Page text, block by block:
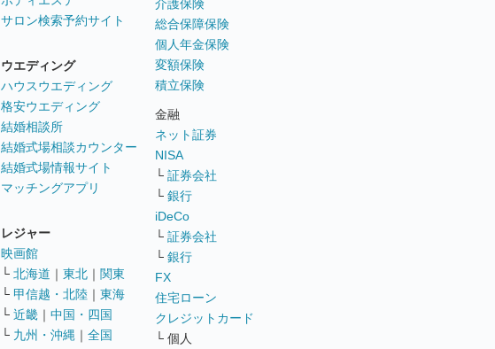
サロン検索予約サイト
ウエディング
ハウスウエディング
格安ウエディング
結婚相談所
結婚式場相談カウンター
結婚式場情報サイト
マッチングアプリ
レジャー
映画館
└ 北海道 ｜ 東北 ｜ 関東
└ 甲信越・北陸 ｜ 東海
└ 近畿 ｜ 中国・四国
└ 九州・沖縄 ｜ 全国
介護保険
総合保障保険
個人年金保険
変額保険
積立保険
金融
ネット証券
NISA
└ 証券会社
└ 銀行
iDeCo
└ 証券会社
└ 銀行
FX
住宅ローン
クレジットカード
└ 個人